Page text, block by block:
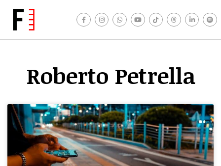
Roberto Petrella